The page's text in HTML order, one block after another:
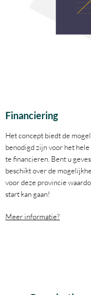
Financiering
Het concept biedt de
benodigd zijn voor het
te financieren. Bent u
beschikt over de
voor deze provincie
start kan gaan!
Meer informatie?